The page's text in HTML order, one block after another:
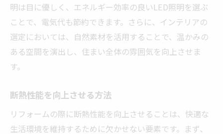
明は目に優しく、エネルギー効率の良いLED照明を選ぶ
ことで、電気代も節約できます。さらに、インテリアの
選定においては、自然素材を活用することで、温かみの
ある空間を演出し、住まい全体の雰囲気を向上させま
す。
断熱性能を向上させる方法
リフォームの際に断熱性能を向上させることは、快適な
生活環境を維持するために欠かせない要素です。まず、